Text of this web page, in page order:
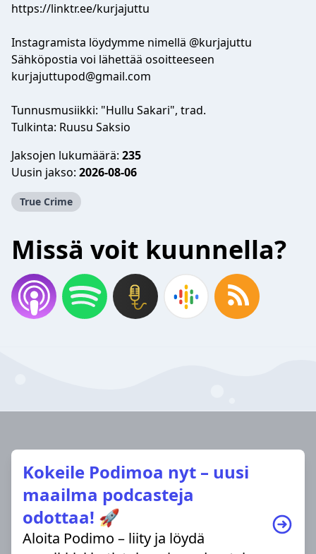
https://linktr.ee/kurjajuttu
Instagramista löydymme nimellä @kurjajuttu
Sähköpostia voi lähettää osoitteeseen
kurjajuttupod@gmail.com
Tunnusmusiikki: "Hullu Sakari", trad.
Tulkinta: Ruusu Saksio
Jaksojen lukumäärä: 235
Uusin jakso: 2026-08-06
True Crime
Missä voit kuunnella?
Kokeile Podimoa nyt – uusi
maailma podcasteja
odottaa! 🚀
Aloita Podimo – liity ja löydä